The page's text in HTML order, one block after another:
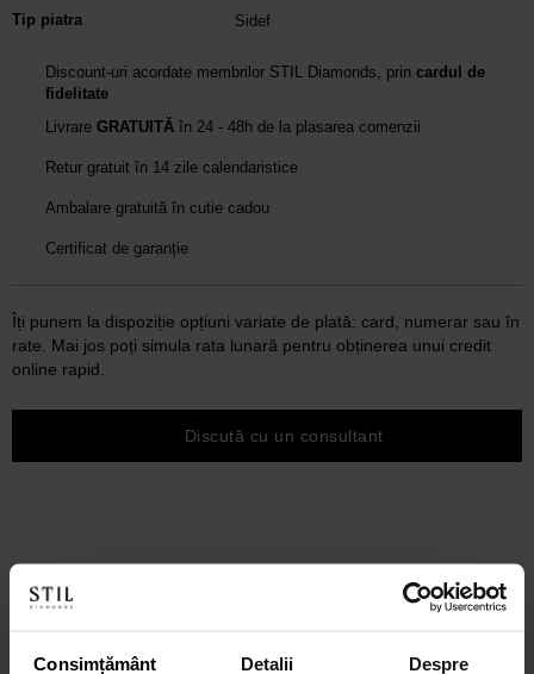
Consimțământ Detalii Despre
Tip piatra
Sidef
Discount-uri acordate membrilor STIL Diamonds, prin cardul de
fidelitate
Livrare GRATUITĂ în 24 - 48h de la plasarea comenzii
Retur gratuit în 14 zile calendaristice
Ambalare gratuită în cutie cadou
Certificat de garanție
Îți punem la dispoziție opțiuni variate de plată: card, numerar sau în
rate. Mai jos poți simula rata lunară pentru obținerea unui credit
online rapid.
Discută cu un consultant